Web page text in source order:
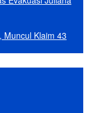
Muncul Klaim 43